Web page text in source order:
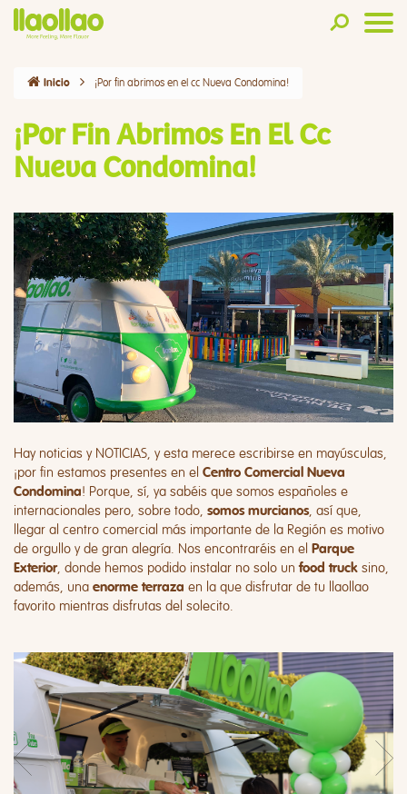
Inicio ¡Por fin abrimos en el cc Nueva Condomina!
¡Por Fin Abrimos En El Cc
Nueva Condomina!
Hay noticias y NOTICIAS, y esta merece escribirse en mayúsculas,
¡por fin estamos presentes en el Centro Comercial Nueva
Condomina! Porque, sí, ya sabéis que somos españoles e
internacionales pero, sobre todo, somos murcianos, así que,
llegar al centro comercial más importante de la Región es motivo
de orgullo y de gran alegría. Nos encontraréis en el Parque
Exterior, donde hemos podido instalar no solo unfood truck sino,
además, una enorme terraza en la que disfrutar de tu llaollao
favorito mientras disfrutas del solecito.